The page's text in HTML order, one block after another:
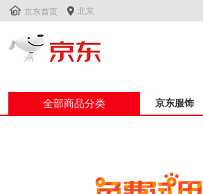
 京东首页  北京
全部商品分类 京东服饰